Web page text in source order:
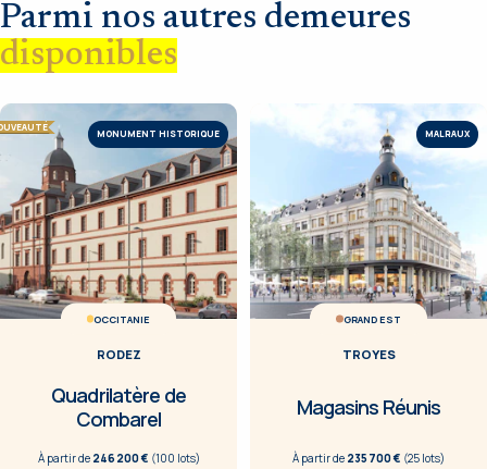
Parmi nos autres demeures
disponibles
MONUMENT HISTORIQUE
OCCITANIE
RODEZ
Quadrilatère de
Combarel
À partir de 246 200 € (100 lots)
MALRAUX
GRAND EST
TROYES
Magasins Réunis
À partir de 235 700 € (25 lots)